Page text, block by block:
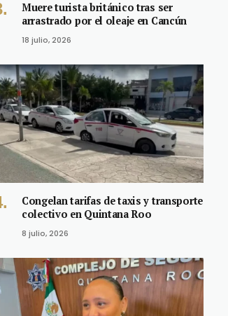
Muere turista británico tras ser
arrastrado por el oleaje en Cancún
18 julio, 2026
Congelan tarifas de taxis y transporte
colectivo en Quintana Roo
8 julio, 2026